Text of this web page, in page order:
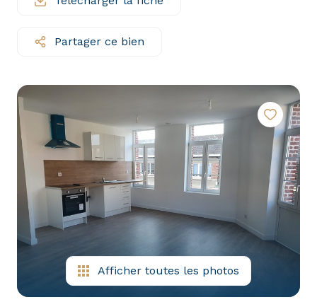
premium
nos
biens
en
location
contactez-
nous
nous
Partager ce bien
Afficher toutes les photos